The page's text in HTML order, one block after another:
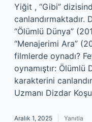
Yiğit , “Gibi”
canlandırmaktadır.
“Ölümlü Dünya”
“Menajerimi Ara”
filmlerde oynadı?
oynamıştır: Ölümlü
karakterini
Uzmanı Dizdar
Aralık 1, 2025 Yanıtla